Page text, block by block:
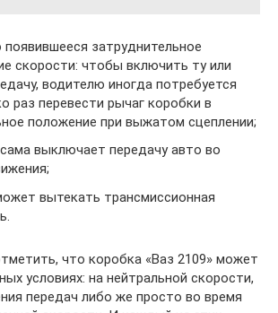
появившееся затруднительное
скорости: чтобы включить ту или
водителю иногда потребуется
раз перевести рычаг коробки в
положение при выжатом сцеплении;
выключает передачу авто во
вытекать трансмиссионная
что коробка «Ваз 2109» может
условиях: на нейтральной скорости,
передач либо же просто во время